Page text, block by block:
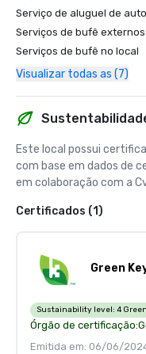
Serviço de aluguel de
Serviços de bufê
Serviços de bufê no local
Visualizar todas as (7)
Este local possui
com base em dados de
em colaboração com a
Certificados (1)
Green
Sustainability level: 4
Órgão de certificação:
Emitida em: 06/06/